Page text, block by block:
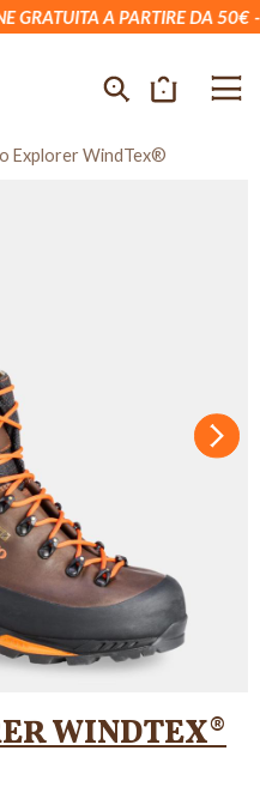
A PARTIRE DA 50€
Explorer WindTex®
WINDTEX®